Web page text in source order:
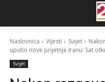
Naslovnica Vijesti Svijet
uputio nove prijetnje Iranu: Sat
Svijet